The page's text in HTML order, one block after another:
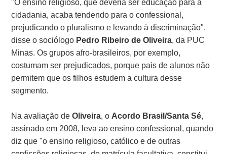
"O ensino religioso, que deveria ser educação para a
cidadania, acaba tendendo para o confessional,
prejudicando o pluralismo e levando à discriminação",
disse o sociólogo Pedro Ribeiro de Oliveira, da PUC
Minas. Os grupos afro-brasileiros, por exemplo,
costumam ser prejudicados, porque pais de alunos não
permitem que os filhos estudem a cultura desse
segmento.
Na avaliação deOliveira, o Acordo Brasil/Santa Sé,
assinado em 2008, leva ao ensino confessional, quando
diz que "o ensino religioso, católico e de outras